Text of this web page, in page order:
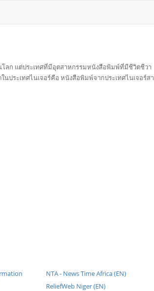
โลก แต่ประเทศที่มีอุตสาหกรรมหนังสือพิมพ์ที่มีชีวิตชีวา
ระเทศไนเจอร์คือ หนังสือพิมพ์จากประเทศไนเจอร์สา
NTA - News Time Africa (EN)
ReliefWeb Niger (EN)